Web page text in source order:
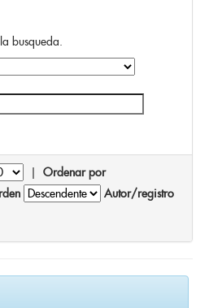
busqueda.
| Ordenar por
Autor/registro